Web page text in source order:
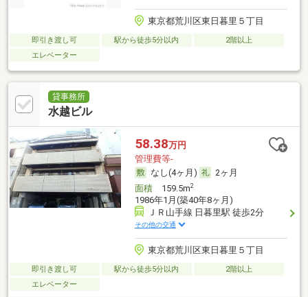
東京都荒川区東日暮里５丁目
即引き渡し可 駅から徒歩5分以内
2階以上
エレベーター
貸事務所
水越ビル
58.38万円
管理費等-
なし(4ヶ月)
2ヶ月
面積159.5m2
1986年1月(築40年8ヶ月)
ＪＲ山手線 日暮里駅 徒歩2分
その他の交通
東京都荒川区東日暮里５丁目
即引き渡し可 駅から徒歩5分以内
2階以上
エレベーター